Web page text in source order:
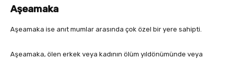
Aşeamaka
Aşeamaka ise anıt mumlar arasında çok özel bir yere sahipti.
Aşeamaka, ölen erkek veya kadının ölüm yıldönümünde veya